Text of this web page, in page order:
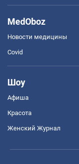
MedOboz
Новости медицины
Covid
Шоу
Афиша
Красота
Женский Журнал